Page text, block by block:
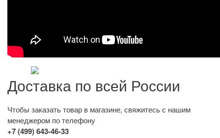
Доставка по всей России
Чтобы заказать товар в магазине, свяжитесь с нашим
менеджером по телефону
+7 (499) 643-46-33